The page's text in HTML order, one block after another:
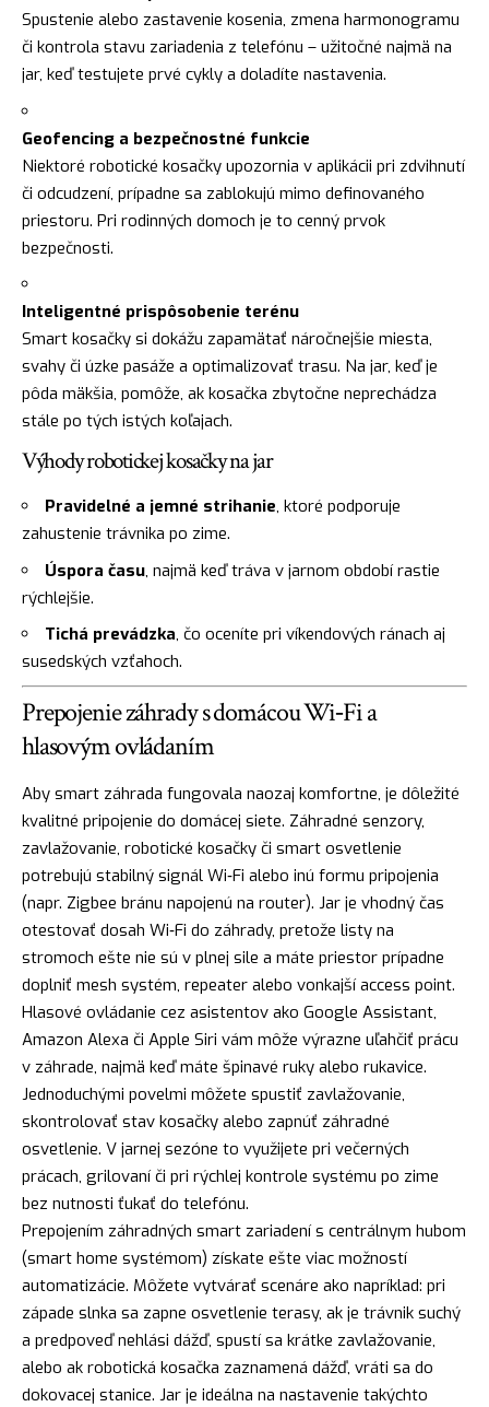
Spustenie alebo zastavenie kosenia, zmena harmonogramu
či kontrola stavu zariadenia z telefónu – užitočné najmä na
jar, keď testujete prvé cykly a doladíte nastavenia.
Geofencing a bezpečnostné funkcie
Niektoré robotické kosačky upozornia v aplikácii pri zdvihnutí
či odcudzení, prípadne sa zablokujú mimo definovaného
priestoru. Pri rodinných domoch je to cenný prvok
bezpečnosti.
Inteligentné prispôsobenie terénu
Smart kosačky si dokážu zapamätať náročnejšie miesta,
svahy či úzke pasáže a optimalizovať trasu. Na jar, keď je
pôda mäkšia, pomôže, ak kosačka zbytočne neprechádza
stále po tých istých koľajach.
Výhody robotickej kosačky na jar
Pravidelné a jemné strihanie, ktoré podporuje
zahustenie trávnika po zime.
Úspora času, najmä keď tráva v jarnom období rastie
rýchlejšie.
Tichá prevádzka, čo oceníte pri víkendových ránach aj
susedských vzťahoch.
Prepojenie záhrady s domácou Wi‑Fi a
hlasovým ovládaním
Aby smart záhrada fungovala naozaj komfortne, je dôležité
kvalitné pripojenie do domácej siete. Záhradné senzory,
zavlažovanie, robotické kosačky či smart osvetlenie
potrebujú stabilný signál Wi‑Fi alebo inú formu pripojenia
(napr. Zigbee bránu napojenú na router). Jar je vhodný čas
otestovať dosah Wi‑Fi do záhrady, pretože listy na
stromoch ešte nie sú v plnej sile a máte priestor prípadne
doplniť mesh systém, repeater alebo vonkajší access point.
Hlasové ovládanie cez asistentov ako Google Assistant,
Amazon Alexa či Apple Siri vám môže výrazne uľahčiť prácu
v záhrade, najmä keď máte špinavé ruky alebo rukavice.
Jednoduchými povelmi môžete spustiť zavlažovanie,
skontrolovať stav kosačky alebo zapnúť záhradné
osvetlenie. V jarnej sezóne to využijete pri večerných
prácach, grilovaní či pri rýchlej kontrole systému po zime
bez nutnosti ťukať do telefónu.
Prepojením záhradných smart zariadení s centrálnym hubom
(smart home systémom) získate ešte viac možností
automatizácie. Môžete vytvárať scenáre ako napríklad: pri
západe slnka sa zapne osvetlenie terasy, ak je trávnik suchý
a predpoveď nehlási dážď, spustí sa krátke zavlažovanie,
alebo ak robotická kosačka zaznamená dážď, vráti sa do
dokovacej stanice. Jar je ideálna na nastavenie takýchto